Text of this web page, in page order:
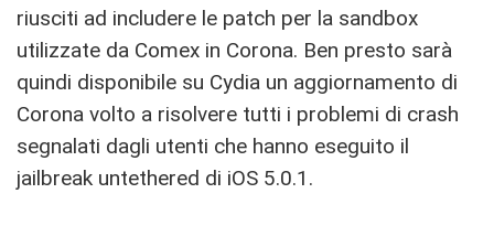
riusciti ad includere le patch per la sandbox
utilizzate da Comex in Corona. Ben presto sarà
quindi disponibile su Cydia un aggiornamento di
Corona volto a risolvere tutti i problemi di crash
segnalati dagli utenti che hanno eseguito il
jailbreak untethered di iOS 5.0.1.